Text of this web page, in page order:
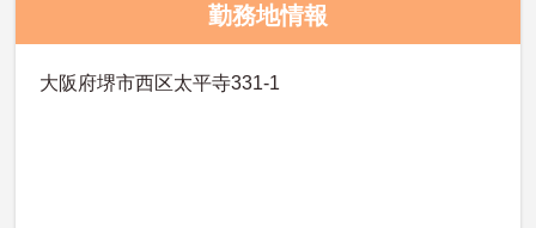
勤務地情報
大阪府堺市西区太平寺331-1